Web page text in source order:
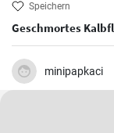
Speichern
Geschmortes
minipapkaci